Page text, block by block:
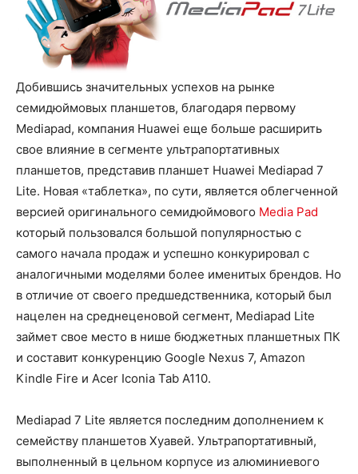
Добившись значительных успехов на рынке
семидюймовых планшетов, благодаря первому
Mediapad, компания Huawei еще больше расширить
свое влияние в сегменте ультрапортативных
планшетов, представив планшет Huawei Mediapad 7
Lite. Новая «таблетка», по сути, является облегченной
версией оригинального семидюймового Media Pad
который пользовался большой популярностью с
самого начала продаж и успешно конкурировал с
аналогичными моделями более именитых брендов. Но
в отличие от своего предшедственника, который был
нацелен на среднеценовой сегмент, Mediapad Lite
займет свое место в нише бюджетных планшетных ПК
и составит конкуренцию Google Nexus 7, Amazon
Kindle Fire и Acer Iconia Tab A110.
Mediapad 7 Lite является последним дополнением к
семейству планшетов Хуавей. Ультрапортативный,
выполненный в цельном корпусе из алюминиевого